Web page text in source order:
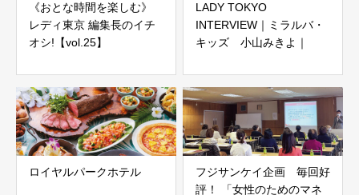
《おとな時間を楽しむ》
レディ東京 編集長のイチ
オシ!【vol.25】
LADY TOKYO
INTERVIEW｜ミラルバ・
キッズ 小山みきよ｜
ロイヤルパークホテル
フジサンケイ企画 毎回好
評！ 「女性のためのマネ